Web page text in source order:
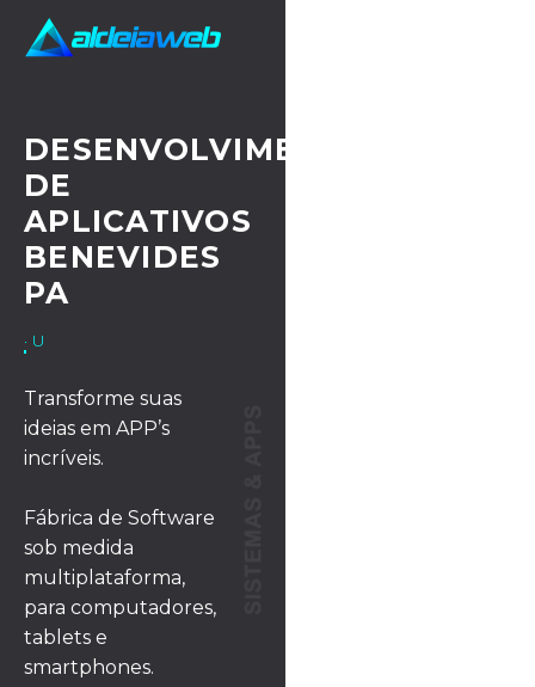
DESENVOLVIMENTO
DE
APLICATIVOS
BENEVIDES
PA
· UX/UI DESIGN
Transforme suas
ideias em APP’s
incríveis.
Fábrica de Software
sob medida
multiplataforma,
para computadores,
tablets e
smartphones.